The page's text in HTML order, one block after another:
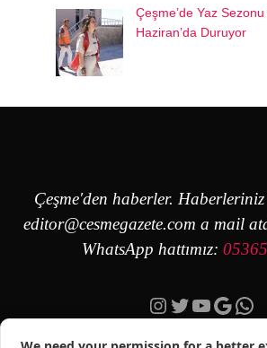
Çeşme’de Yaz
Haziran’da Duruyor
Çeşme'den haberler. Haberleriniz
editor@cesmegazete.com a mail
WhatsApp hattımız:
Instagram
Twitter
YouTube
Google